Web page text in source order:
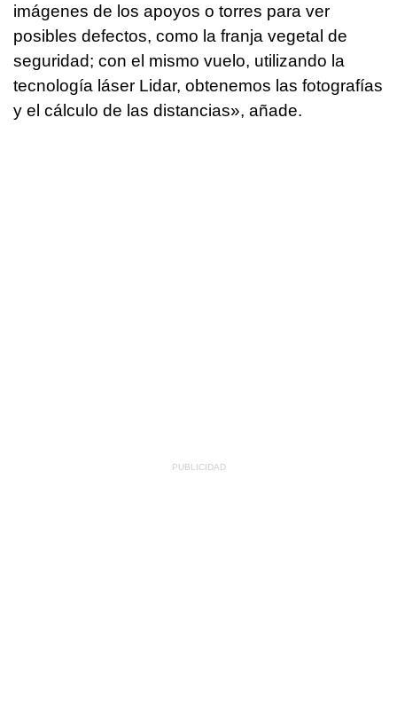
imágenes de los apoyos o torres para ver
posibles defectos, como la franja vegetal de
seguridad; con el mismo vuelo, utilizando la
tecnología láser Lidar, obtenemos las fotografías
y el cálculo de las distancias», añade.